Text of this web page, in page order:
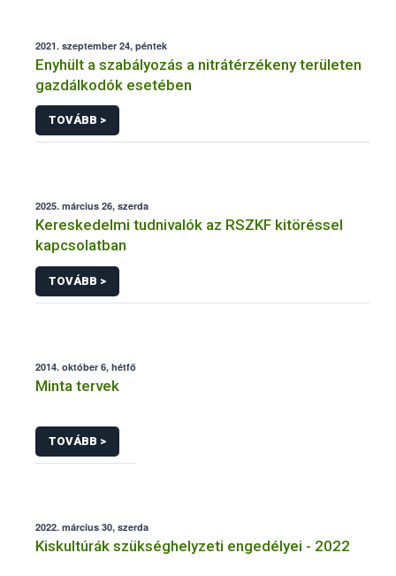
2021. szeptember 24, péntek
Enyhült a szabályozás a nitrátérzékeny területen
gazdálkodók esetében
TOVÁBB >
2025. március 26, szerda
Kereskedelmi tudnivalók az RSZKF kitöréssel
kapcsolatban
TOVÁBB >
2014. október 6, hétfő
Minta tervek
TOVÁBB >
2022. március 30, szerda
Kiskultúrák szükséghelyzeti engedélyei - 2022